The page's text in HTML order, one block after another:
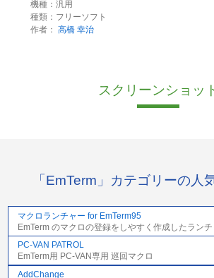
機種：汎用
種類：フリーソフト
作者： 高橋 幸治
スクリーンショッ
「EmTerm」カテゴリーの人
マクロランチャー for EmTerm95
EmTerm のマクロの登録をしやすく作成したランチ
PC-VAN PATROL
EmTerm用 PC-VAN専用 巡回マクロ
AddChange